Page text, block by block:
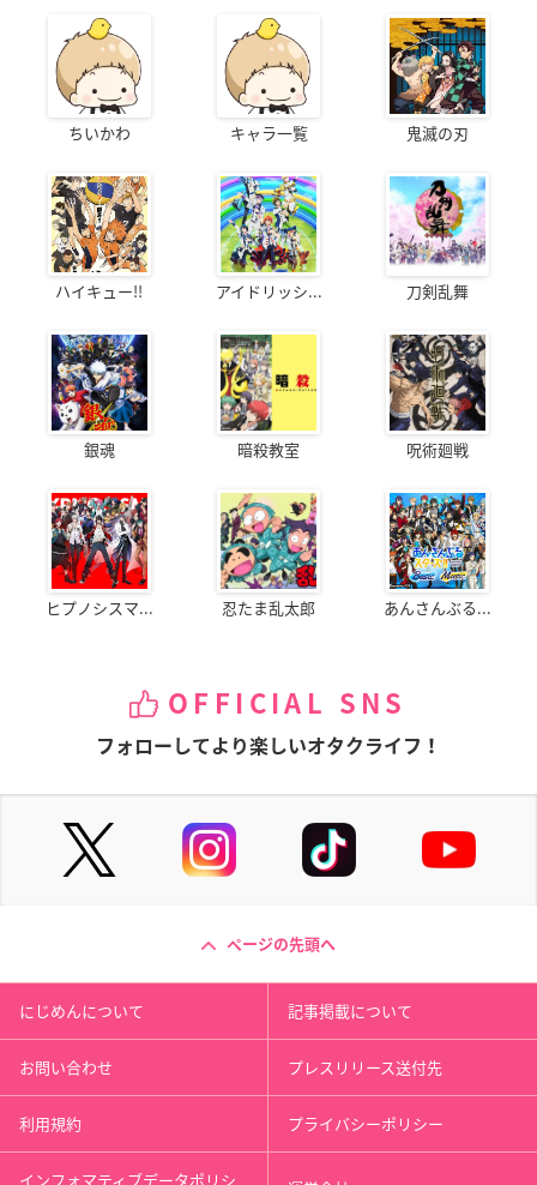
ちいかわ キャラ一覧 鬼滅の刃
ハイキュー!! アイドリッシ... 刀剣乱舞
銀魂 暗殺教室 呪術廻戦
ヒプノシスマ... 忍たま乱太郎 あんさんぶる...
OFFICIAL SNS
フォローしてより楽しいオタクライフ！
ページの先頭へ
にじめんについて 記事掲載について
お問い合わせ プレスリリース送付先
利用規約 プライバシーポリシー
インフォマティブデータポリシ